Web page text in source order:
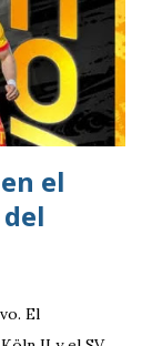
el
El